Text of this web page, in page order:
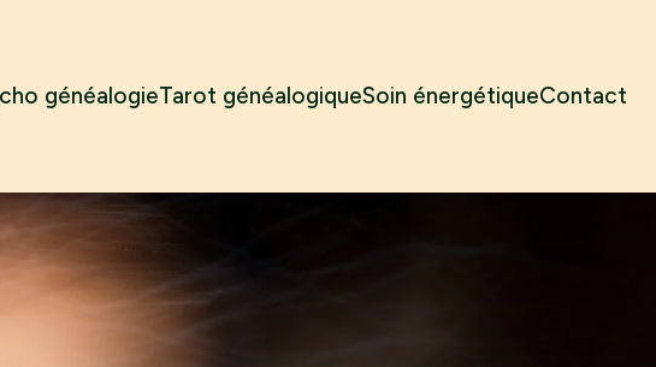
généalogieTarot généalogiqueSoin énergétiqueContact